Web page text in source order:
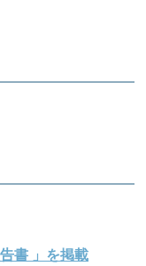
書 」を掲載